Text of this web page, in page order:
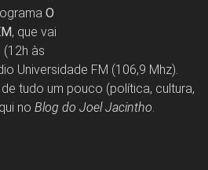
O
, que vai
às
Universidade FM (106,9 Mhz).
tudo um pouco (política, cultura,
no Blog do Joel Jacintho.